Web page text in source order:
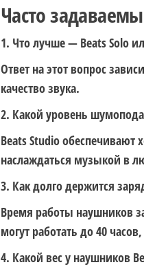
Часто
1. Что лучше — Beats Solo
Ответ на этот вопрос
качество звука.
2. Какой уровень
Beats Studio
наслаждаться музыкой в
3. Как долго держится
Время работы наушников
могут работать до 40
4. Какой вес у наушников